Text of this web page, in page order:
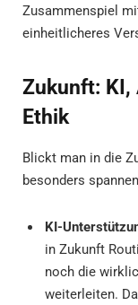
Zusammenspiel
einheitlicheres
Zukunft: KI,
Ethik
Blickt man in die
besonders
KI-
in Zukunft
noch die
weiterleiten.